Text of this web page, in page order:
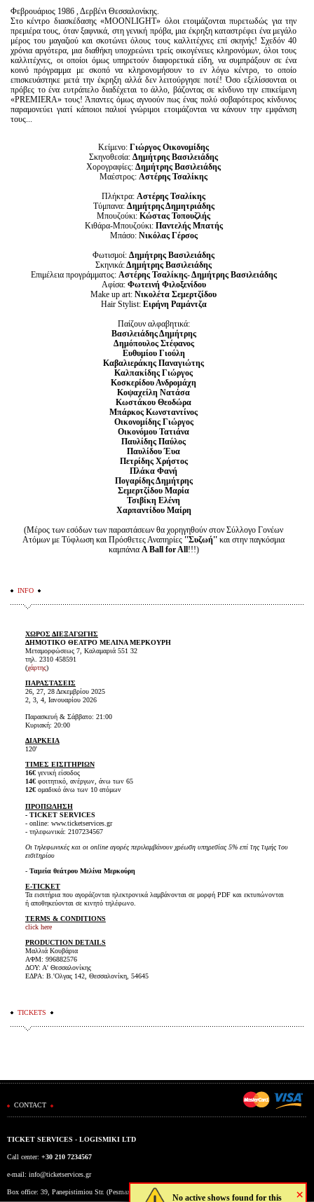
×
No active shows found for this
Φεβρουάριος 1986 , Δερβένι Θεσσαλονίκης.
Στο κέντρο διασκέδασης «MOONLIGHT» όλοι ετοιμάζονται πυρετωδώς για την
πρεμιέρα τους, όταν ξαφνικά, στη γενική πρόβα, μια έκρηξη καταστρέφει ένα μεγάλο
μέρος του μαγαζιού και σκοτώνει όλους τους καλλιτέχνες επί σκηνής! Σχεδόν 40
χρόνια αργότερα, μια διαθήκη υποχρεώνει τρείς οικογένειες κληρονόμων, όλοι τους
καλλιτέχνες, οι οποίοι όμως υπηρετούν διαφορετικά είδη, να συμπράξουν σε ένα
κοινό πρόγραμμα με σκοπό να κληρονομήσουν το εν λόγω κέντρο, το οποίο
επισκευάστηκε μετά την έκρηξη αλλά δεν λειτούργησε ποτέ! Όσο εξελίσσονται οι
πρόβες το ένα ευτράπελο διαδέχεται το άλλο, βάζοντας σε κίνδυνο την επικείμενη
«PREMIERA» τους! Άπαντες όμως αγνοούν πως ένας πολύ σοβαρότερος κίνδυνος
παραμονεύει γιατί κάποιοι παλιοί γνώριμοι ετοιμάζονται να κάνουν την εμφάνιση
τους...
Κείμενο: Γιώργος Οικονομίδης
Σκηνοθεσία: Δημήτρης Βασιλειάδης
Χορογραφίες: Δημήτρης Βασιλειάδης
Μαέστρος: Αστέρης Τσαλίκης
Πλήκτρα: Αστέρης Τσαλίκης
Τύμπανα: Δημήτρης Δημητριάδης
Μπουζούκι: Κώστας Τοπουζλής
Κιθάρα-Μπουζούκι: Παντελής Μπατής
Μπάσο: Νικόλας Γέρσος
Φωτισμοί: Δημήτρης Βασιλειάδης
Σκηνικά:Δημήτρης Βασιλειάδης
Επιμέλεια προγράμματος: Αστέρης Τσαλίκης- Δημήτρης Βασιλειάδης
Αφίσα: Φωτεινή Φιλοξενίδου
Make up art: Νικολέτα Σεμερτζίδου
Hair Stylist: Ειρήνη Ραμάντζα
Παίζουν αλφαβητικά:
Βασιλειάδης Δημήτρης
Δημόπουλος Στέφανος
Ευθυμίου Γιούλη
Καβαλιεράκης Παναγιώτης
Καλπακίδης Γιώργος
Κοσκερίδου Ανδρομάχη
Κοψαχείλη Νατάσα
Κωστάκου Θεοδώρα
Μπάρκος Κωνσταντίνος
Οικονομίδης Γιώργος
Οικονόμου Τατιάνα
Παυλίδης Παύλος
Παυλίδου Έυα
Πετρίδης Χρήστος
Πλάκα Φανή
Πογαρίδης Δημήτρης
Σεμερτζίδου Μαρία
Τσιβίκη Ελένη
Χαρπαντίδου Μαίρη
(Μέρος των εσόδων των παραστάσεων θα χορηγηθούν στον Σύλλογο Γονέων
Ατόμων με Τύφλωση και Πρόσθετες Αναπηρίες ''Συζωή'' και στην παγκόσμια
καμπάνια ABall forAll!!!)
INFO
ΧΩΡΟΣ ΔΙΕΞΑΓΩΓΗΣ
ΔΗΜΟΤΙΚΟ ΘΕΑΤΡΟ ΜΕΛΙΝΑ ΜΕΡΚΟΥΡΗ
Μεταμορφώσεως 7, Καλαμαριά 551 32
τηλ. 2310 458591
(χάρτης)
ΠΑΡΑΣΤΑΣΕΙΣ
26, 27, 28 Δεκεμβρίου 2025
2, 3, 4, Ιανουαρίου 2026
Παρασκευή & Σάββατο: 21:00
Κυριακή: 20:00
ΔΙΑΡΚΕΙΑ
120'
ΤΙΜΕΣ ΕΙΣΙΤΗΡΙΩΝ
16€γενική είσοδος
14€φοιτητικό, ανέργων, άνω των 65
12€ομαδικό άνω των 10 ατόμων
ΠΡΟΠΩΛΗΣΗ
- TICKET SERVICES
- online: www.ticketservices.gr
- τηλεφωνικά: 2107234567
Οι τηλεφωνικές και οι online αγορές περιλαμβάνουν χρέωση υπηρεσίας 5% επί της τιμής του
εισιτηρίου
- Ταμεία θεάτρου Μελίνα Μερκούρη
E-TICKET
Τα εισιτήρια που αγοράζονται ηλεκτρονικά λαμβάνονται σε μορφή PDF και εκτυπώνονται
ή αποθηκεύονται σε κινητό τηλέφωνο.
TERMS & CONDITIONS
click here
PRODUCTION DETAILS
Μαλλιά Κουβάρια
ΑΦΜ: 996882576
ΔΟΥ: Α' Θεσσαλονίκης
ΕΔΡΑ: Β.'Ολγας 142, Θεσσαλονίκη, 54645
TICKETS
CONTACT
TICKET SERVICES - LOGISMIKI LTD
Call center: +30 210 7234567
e-mail: info@ticketservices.gr
Box office: 39, Panepistimiou Str. (Pesmazoglou Arc), Athens, Greece